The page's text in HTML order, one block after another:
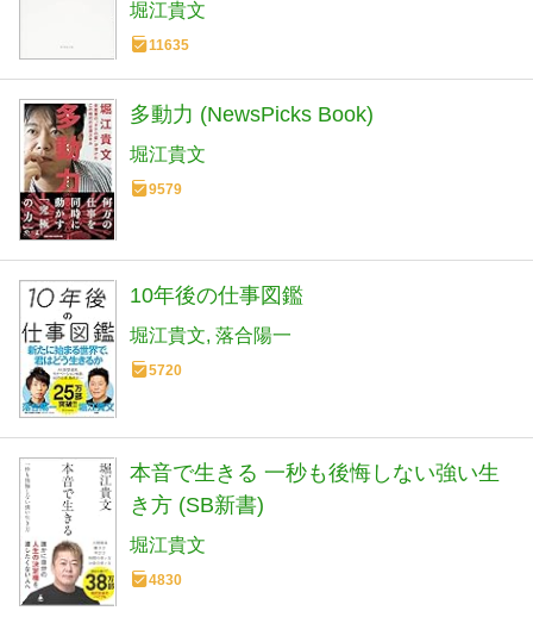
堀江貴文
11635
多動力 (NewsPicks Book)
堀江貴文
9579
10年後の仕事図鑑
堀江貴文 落合陽一
5720
本音で生きる 一秒も後悔しない強い生
き方 (SB新書)
堀江貴文
4830